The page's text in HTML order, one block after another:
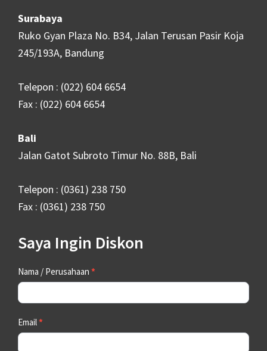
Surabaya
Ruko Gyan Plaza No. B34, Jalan Terusan Pasir Koja
245/193A, Bandung
Telepon : (022) 604 6654
Fax : (022) 604 6654
Bali
Jalan Gatot Subroto Timur No. 88B, Bali
Telepon : (0361) 238 750
Fax : (0361) 238 750
Saya Ingin Diskon
Contact
Us
Nama / Perusahaan *
Email*